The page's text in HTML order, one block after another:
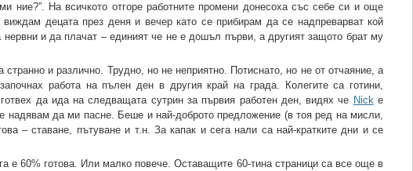
ние?”. На всичкото отгоре работните промени донесоха със себе си и още
децата през деня и вечер като се прибирам да се надпреварват кой
и да плачат – единият че не е дошъл първи, а другият защото брат му
и различно. Трудно, но не неприятно. Потиснато, но не от отчаяние, а
работа на пълен ден в другия край на града. Колегите са готини,
да ида на следващата сутрин за първия работен ден, видях че Nickе
надявам да ми пасне. Беше и най-доброто предложение (в тоя ред на мисли,
– ставане, пътуване и т.н. За капак и сега нали са най-кратките дни и се
е 60% готова. Или малко повече. Оставащите 60-тина страници са все още в